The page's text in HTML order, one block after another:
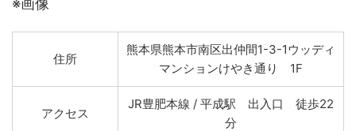
※画像
住所
熊本県熊本市南区出仲間1-3-1ウッディ
マンションけやき通り 1F
アクセス
JR豊肥本線 / 平成駅 出入口 徒歩22
分